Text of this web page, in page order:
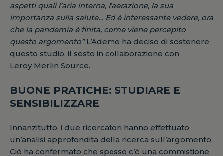
aspetti quali l’aria interna, l’aerazione, la sua
importanza sulla salute… Ed è interessante vedere, ora
che la pandemia è finita, come viene percepito
questo argomento”L’Ademe ha deciso di sostenere
questo studio, il sesto in collaborazione con
Leroy Merlin Source.
BUONE PRATICHE: STUDIARE E
SENSIBILIZZARE
Innanzitutto, i due ricercatori hanno effettuato
un’analisi approfondita della ricerca sull’argomento.
Ciò ha confermato che spesso c’è una commistione